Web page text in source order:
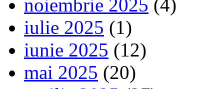
noiembrie 2025 (4)
iulie 2025 (1)
iunie 2025 (12)
mai 2025 (20)